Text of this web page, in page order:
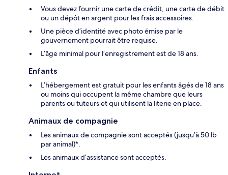
Vous devez fournir une carte de crédit, une carte de débit
ou un dépôt en argent pour les frais accessoires.
Une pièce d’identité avec photo émise par le
gouvernement pourrait être requise.
L’âge minimal pour l’enregistrement est de 18 ans.
Enfants
L’hébergement est gratuit pour les enfants âgés de 18 ans
ou moins qui occupent la même chambre que leurs
parents ou tuteurs et qui utilisent la literie en place.
Animaux de compagnie
Les animaux de compagnie sont acceptés (jusqu’à 50 lb
par animal)*.
Les animaux d’assistance sont acceptés.